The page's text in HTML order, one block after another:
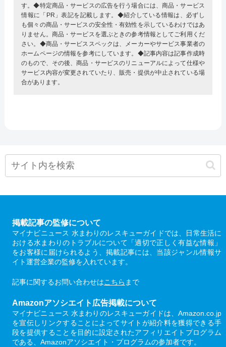
す。◆特定商品・サービスの広告を行う場合には、商品・サービス
情報に「PR」表記を記載します。◆紹介している情報は、必ずし
も個々の商品・サービスの安全性・有効性を示しているわけではあ
りません。商品・サービスを選ぶときの参考情報としてご利用くだ
さい。◆商品・サービススペックは、メーカーやサービス事業者の
ホームページの情報を参考にしています。◆記事内容は記事作成時
のもので、その後、商品・サービスのリニューアルによって仕様や
サービス内容が変更されていたり、販売・提供が中止されている場
合があります。
掲載記事の監修について
マイナビニュース 水まわりのレスキューガイドでは、日常生活に
おける水まわりのトラブルについて「適切で正しく有益な情報」
をお客様に届けられるよう、掲載記事には、当該ジャンル情報サ
イト運営企業の監修を入れています。
記事に関するお問い合わせはこちら まで
Amazonアソシエイト広告掲載について
マイナビニュース 水まわりのレスキューガイドは、Amazon.co.jp
を宣伝しリンクすることによってサイトが紹介料を獲得できる手
段を提供することを目的に設定されたアフィリエイトプログラム
である、Amazonアソシエイト・プログラムの参加者です。